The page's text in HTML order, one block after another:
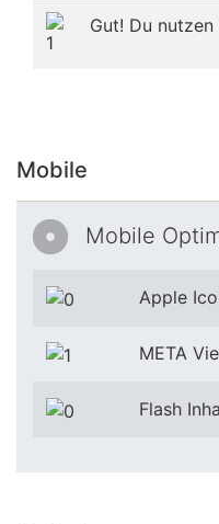
Gut! Du
Mobile
Mobile
Apple
META
Flash